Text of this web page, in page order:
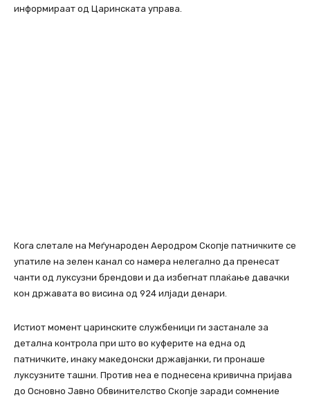
информираат од Царинската управа.
Кога слетале на Меѓународен Аеродром Скопје патничките се
упатиле на зелен канал со намера нелегално да пренесат
чанти од луксузни брендови и да избегнат плаќање давачки
кон државата во висина од 924 илјади денари.
Истиот момент царинските службеници ги застанале за
детална контрола при што во куферите на една од
патничките, инаку македонски државјанки, ги пронаше
луксузните ташни. Против неа е поднесена кривична пријава
до Основно Јавно Обвинителство Скопје заради сомнение